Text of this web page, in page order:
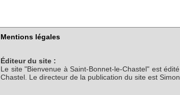
Mentions légales
Éditeur du site :
Le site "Bienvenue à Saint-Bonnet-le-Chastel" est
Chastel. Le directeur de la publication du site est